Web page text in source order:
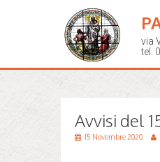
via
tel.
Avvisi del
15 Novembre 2020